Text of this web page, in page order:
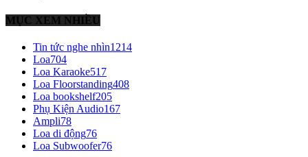
MỤC XEM NHIỀU
Tin tức nghe nhìn1214
Loa704
Loa Karaoke517
Loa Floorstanding408
Loa bookshelf205
Phụ Kiện Audio167
Ampli78
Loa di động76
Loa Subwoofer76